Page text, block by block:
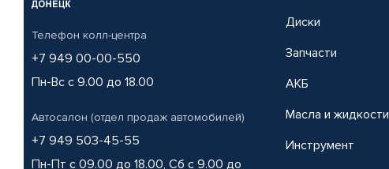
Телефон колл-центра
+7 949 00-00-550
Пн-Вс с 9.00 до 18.00
Автосалон (отдел продаж автомобилей)
+7 949 503-45-55
Пн-Пт с 09.00 до 18.00, Сб с 9.00 до
Диски
Запчасти
АКБ
Масла и жидкости
Инструмент